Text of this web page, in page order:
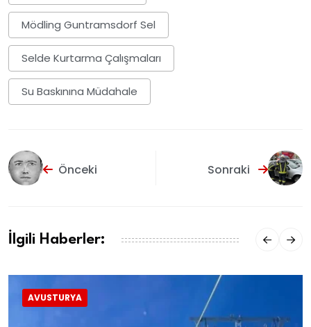
Mödling Guntramsdorf Sel
Selde Kurtarma Çalışmaları
Su Baskınına Müdahale
Önceki Sonraki
İlgili Haberler:
AVUSTURYA